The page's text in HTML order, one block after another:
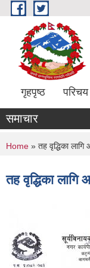
Skip to main content
गृहपृष्ठ परिचय
समाचार
You are
Home » तह वृद्धिका
तह वृद्धिका